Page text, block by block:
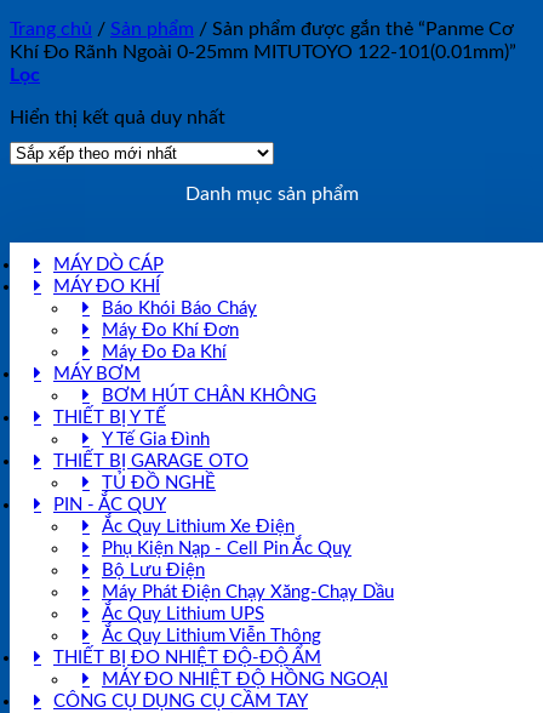
Trang chủ / Sản phẩm / Sản phẩm được gắn thẻ “Panme Cơ
Khí Đo Rãnh Ngoài 0-25mm MITUTOYO 122-101(0.01mm)”
Lọc
Hiển thị kết quả duy nhất
Danh mục sản phẩm
MÁY DÒ CÁP
MÁY ĐO KHÍ
Báo Khói Báo Cháy
Máy Đo Khí Đơn
Máy Đo Đa Khí
MÁY BƠM
BƠM HÚT CHÂN KHÔNG
THIẾT BỊ Y TẾ
Y Tế Gia Đình
THIẾT BỊ GARAGE OTO
TỦ ĐỒ NGHỀ
PIN - ẮC QUY
Ắc Quy Lithium Xe Điện
Phụ Kiện Nạp - Cell Pin Ắc Quy
Bộ Lưu Điện
Máy Phát Điện Chạy Xăng-Chạy Dầu
Ắc Quy Lithium UPS
Ắc Quy Lithium Viễn Thông
THIẾT BỊ ĐO NHIỆT ĐỘ-ĐỘ ẨM
MÁY ĐO NHIỆT ĐỘ HỒNG NGOẠI
CÔNG CỤ DỤNG CỤ CẦM TAY